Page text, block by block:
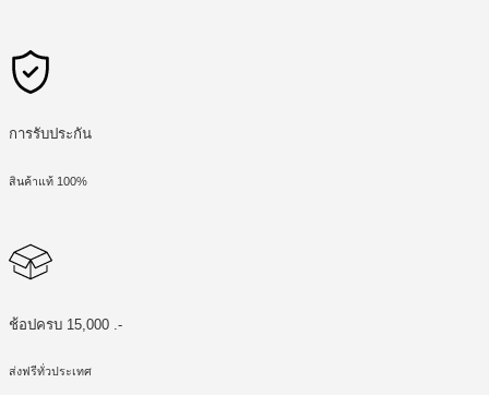
การรับประกัน
สินค้าแท้ 100%
ช้อปครบ 15,000 .-
ส่งฟรีทั่วประเทศ